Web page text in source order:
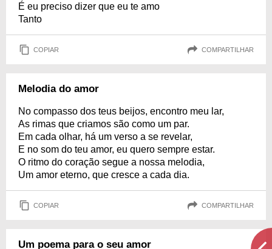
É eu preciso dizer que eu te amo
Tanto
COPIAR COMPARTILHAR
Melodia do amor
No compasso dos teus beijos, encontro meu lar,
As rimas que criamos são como um par.
Em cada olhar, há um verso a se revelar,
E no som do teu amor, eu quero sempre estar.
O ritmo do coração segue a nossa melodia,
Um amor eterno, que cresce a cada dia.
COPIAR COMPARTILHAR
Um poema para o seu amor